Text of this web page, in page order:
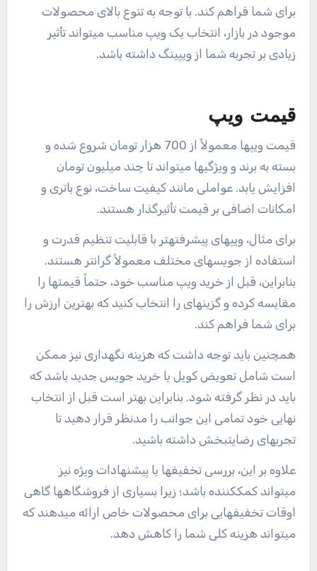
برای شما فراهم کند. با توجه به تنوع بالای محصولات
موجود در بازار، انتخاب یک ویپ مناسب میتواند تأثیر
زیادی بر تجربه شما از ویپینگ داشته باشد.
قیمت ویپ
قیمت ویپها معمولاً از 700 هزار تومان شروع شده و
بسته به برند و ویژگیها میتواند تا چند میلیون تومان
افزایش یابد. عواملی مانند کیفیت ساخت، نوع باتری و
امکانات اضافی بر قیمت تأثیرگذار هستند.
برای مثال، ویپهای پیشرفتهتر با قابلیت تنظیم قدرت و
استفاده از جویسهای مختلف معمولاً گرانتر هستند.
بنابراین، قبل از خرید ویپ مناسب خود، حتماً قیمتها را
مقایسه کرده و گزینهای را انتخاب کنید که بهترین ارزش را
برای شما فراهم کند.
همچنین باید توجه داشت که هزینه نگهداری نیز ممکن
است شامل تعویض کویل یا خرید جویس جدید باشد که
باید در نظر گرفته شود. بنابراین بهتر است قبل از انتخاب
نهایی خود تمامی این جوانب را مدنظر قرار دهید تا
تجربهای رضایتبخش داشته باشید.
علاوه بر این، بررسی تخفیفها یا پیشنهادات ویژه نیز
میتواند کمککننده باشد؛ زیرا بسیاری از فروشگاهها گاهی
اوقات تخفیفهایی برای محصولات خاص ارائه میدهند که
میتواند هزینه کلی شما را کاهش دهد.